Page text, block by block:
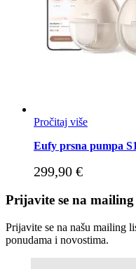
Pročitaj više
Eufy prsna pumpa
299,90 €
Prijavite se na
Prijavite se na našu mailing
ponudama i novostima.